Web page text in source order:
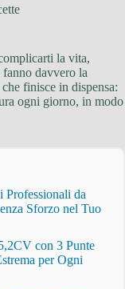
la vita,
davvero la
finisce in dispensa:
ogni giorno, in modo
da
Sforzo nel Tuo
con 3 Punte
per Ogni